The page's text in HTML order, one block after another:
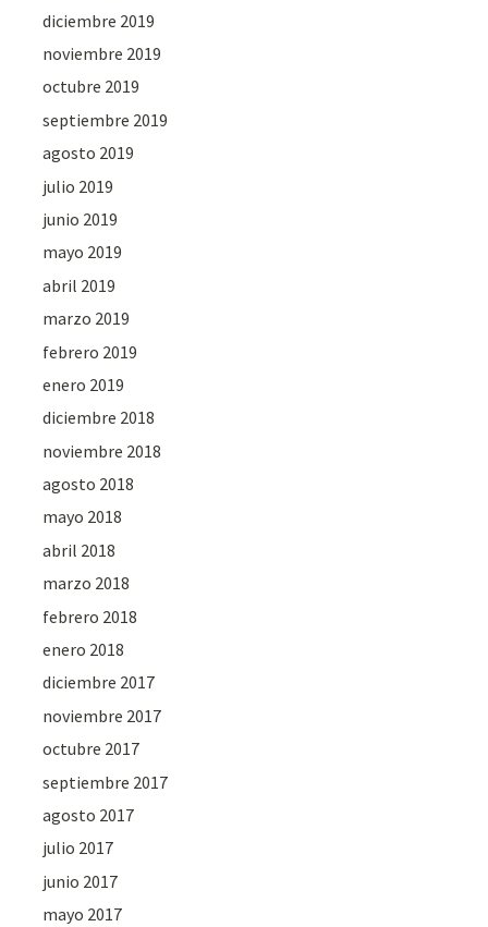
diciembre 2019
noviembre 2019
octubre 2019
septiembre 2019
agosto 2019
julio 2019
junio 2019
mayo 2019
abril 2019
marzo 2019
febrero 2019
enero 2019
diciembre 2018
noviembre 2018
agosto 2018
mayo 2018
abril 2018
marzo 2018
febrero 2018
enero 2018
diciembre 2017
noviembre 2017
octubre 2017
septiembre 2017
agosto 2017
julio 2017
junio 2017
mayo 2017